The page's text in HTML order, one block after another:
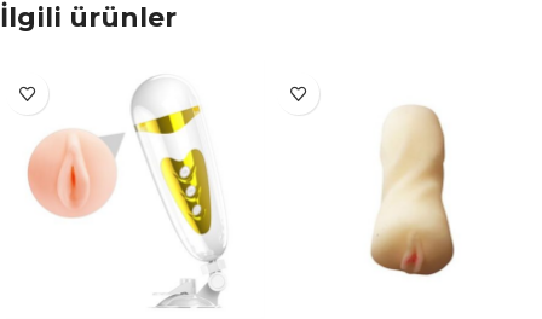
İlgili ürünler